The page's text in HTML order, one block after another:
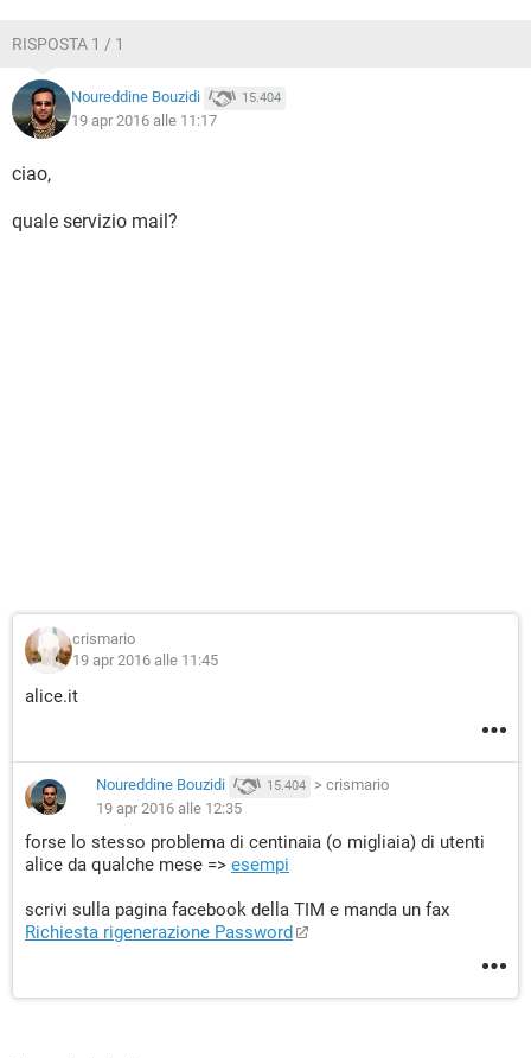
RISPOSTA 1 / 1
Noureddine Bouzidi 15.404
19 apr 2016 alle 11:17
ciao,
quale servizio mail?
crismario
19 apr 2016 alle 11:45
alice.it
Noureddine Bouzidi 15.404 > crismario
19 apr 2016 alle 12:35
forse lo stesso problema di centinaia (o migliaia) di utenti
alice da qualche mese => esempi
scrivi sulla pagina facebook della TIM e manda un fax
Richiesta rigenerazione Password